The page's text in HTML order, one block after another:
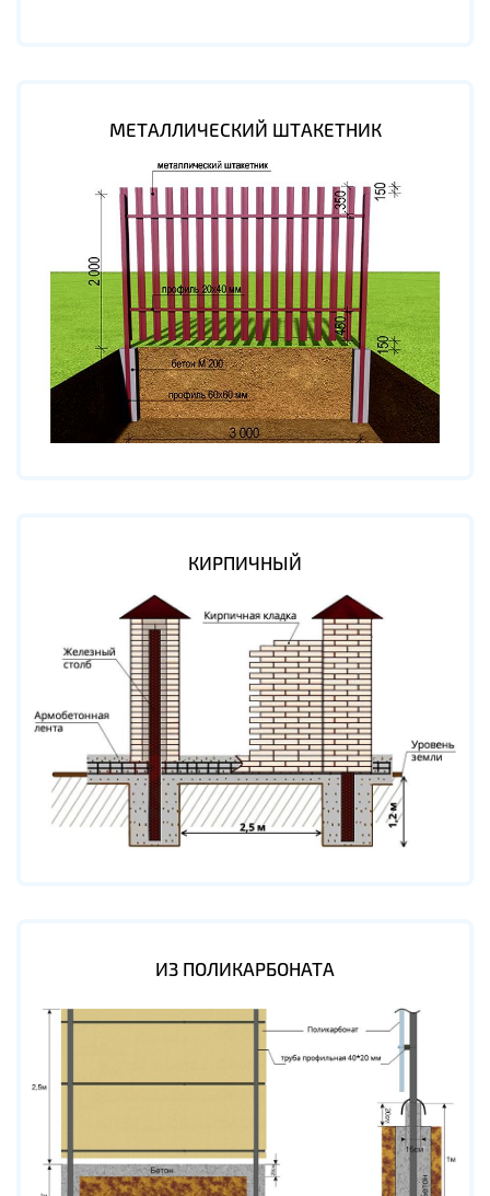
МЕТАЛЛИЧЕСКИЙ ШТАКЕТНИК
КИРПИЧНЫЙ
ИЗ ПОЛИКАРБОНАТА